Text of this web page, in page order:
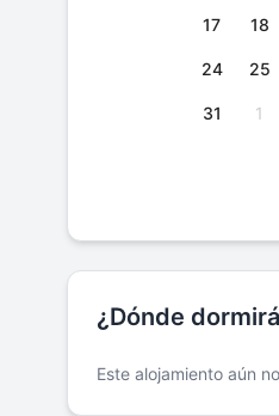
17 18
24 25
31 1
¿Dónde
Este alojamiento aún